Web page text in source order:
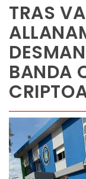
TRAS
BANDA